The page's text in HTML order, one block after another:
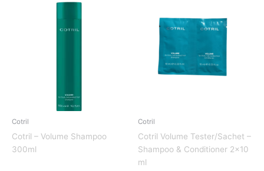
Cotril
Cotril – Volume Shampoo
300ml
Cotril
Cotril Volume Tester/Sachet –
Shampoo & Conditioner 2×10
ml